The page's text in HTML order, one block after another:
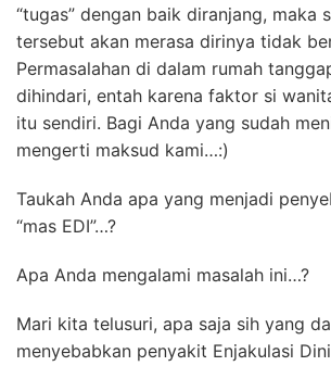
“tugas” dengan baik diranjang, maka
tersebut akan merasa dirinya tidak
Permasalahan di dalam rumah
dihindari, entah karena faktor si
itu sendiri. Bagi Anda yang sudah
mengerti maksud kami…:)
Taukah Anda apa yang menjadi
“mas EDI”…?
Apa Anda mengalami masalah ini…?
Mari kita telusuri, apa saja sih yang
menyebabkan penyakit Enjakulasi Dini